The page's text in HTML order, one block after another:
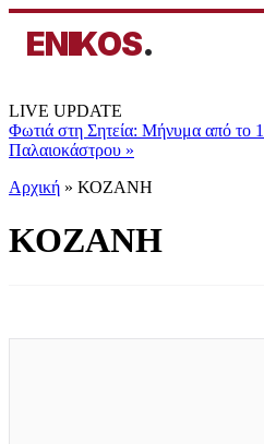
ENIKOS.
LIVE UPDATE
Φωτιά στη Σητεία: Μήνυμα από το
Παλαιοκάστρου »
Αρχική » ΚΟΖΑΝΗ
ΚΟΖΑΝΗ